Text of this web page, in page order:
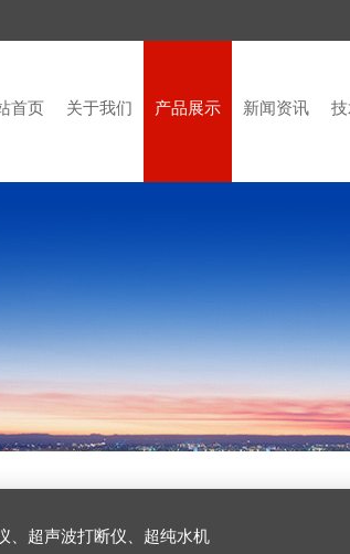
首页 关于我们 产品展示 新闻资讯
、超声波打断仪、超纯水机